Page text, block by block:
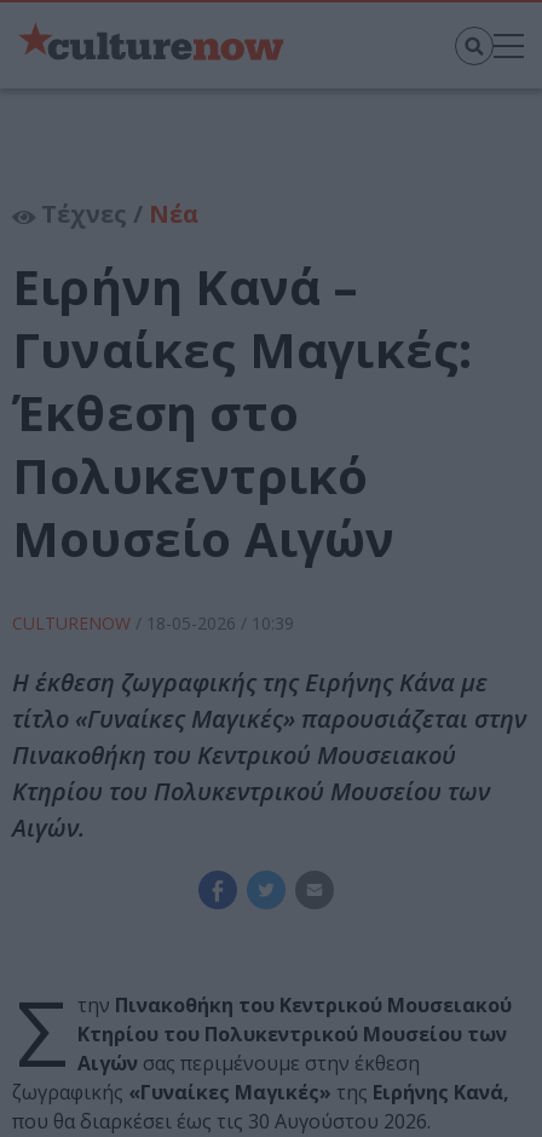
Τέχνες / Νέα
Ειρήνη Κανά –
Γυναίκες Μαγικές:
Έκθεση στο
Πολυκεντρικό
Μουσείο Αιγών
CULTURENOW / 18-05-2026 / 10:39
Η έκθεση ζωγραφικής της Ειρήνης Κάνα με
τίτλο «Γυναίκες Μαγικές» παρουσιάζεται στην
Πινακοθήκη του Κεντρικού Μουσειακού
Κτηρίου του Πολυκεντρικού Μουσείου των
Αιγών.
Σ την Πινακοθήκη του Κεντρικού Μουσειακού
Κτηρίου του Πολυκεντρικού Μουσείου των
Αιγών σας περιμένουμε στην έκθεση
ζωγραφικής «Γυναίκες Μαγικές» της Ειρήνης Κανά,
που θα διαρκέσει έως τις 30 Αυγούστου 2026.